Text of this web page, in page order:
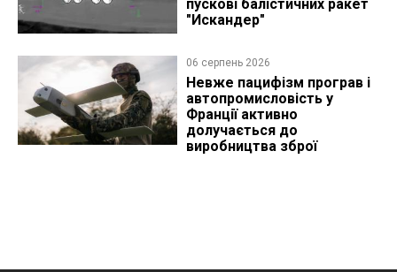
пускові балістичних ракет
"Искандер"
06 серпень 2026
Невже пацифізм програв і
автопромисловість у
Франції активно
долучається до
виробництва зброї